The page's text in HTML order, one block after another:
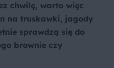
chwilę, warto więc
na truskawki, jagody
sprawdzą się do
brownie czy